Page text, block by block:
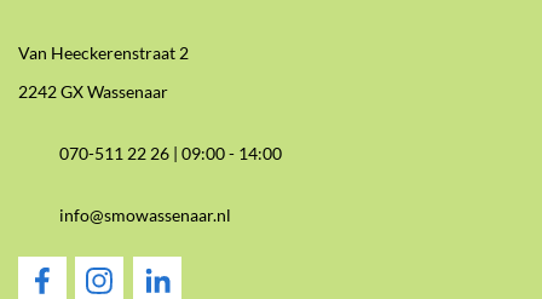
Van Heeckerenstraat 2
2242 GX Wassenaar
070-511 22 26 |09:00 - 14:00
info@smowassenaar.nl